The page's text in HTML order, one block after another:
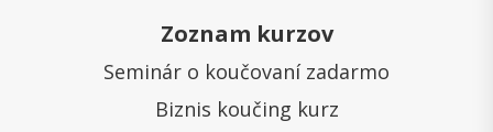
Zoznam kurzov
Seminár o koučovaní zadarmo
Biznis koučing kurz